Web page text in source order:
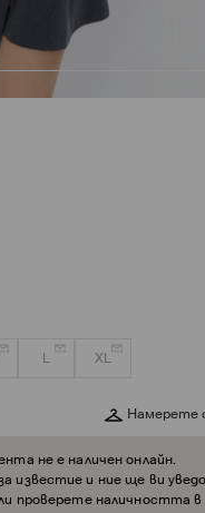
L XL
Намерете
не е наличен онлайн.
известие и ние ще ви
проверете наличността в